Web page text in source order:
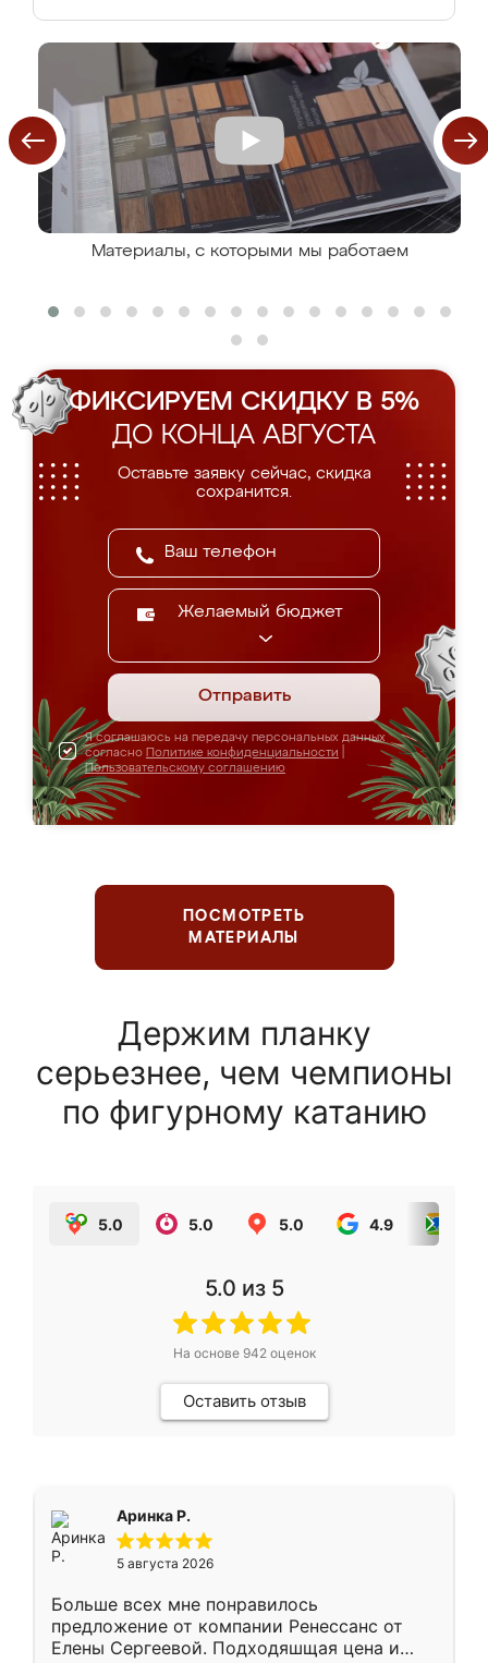
Материалы, с которыми мы работаем
ФИКСИРУЕМ СКИДКУ В 5%
ДО КОНЦА АВГУСТА
Оставьте заявку сейчас, скидка
сохранится.
Желаемый бюджет
Отправить
Я соглашаюсь на передачу персональных данных
согласно Политике конфиденциальности
Пользовательскому соглашению
ПОСМОТРЕТЬ
МАТЕРИАЛЫ
Держим планку
серьезнее, чем чемпионы
по фигурному катанию
5.0 5.0 5.0 4.9
5.0 из 5
На основе 942оценок
Оставить отзыв
Аринка Р.
5 августа 2026
Больше всех мне понравилось
предложение от компании Ренессанс от
Елены Сергеевой. Подходяшщая цена и